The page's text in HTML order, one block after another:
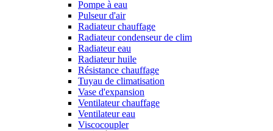
Pompe à eau
Pulseur d'air
Radiateur chauffage
Radiateur condenseur de clim
Radiateur eau
Radiateur huile
Résistance chauffage
Tuyau de climatisation
Vase d'expansion
Ventilateur chauffage
Ventilateur eau
Viscocoupler